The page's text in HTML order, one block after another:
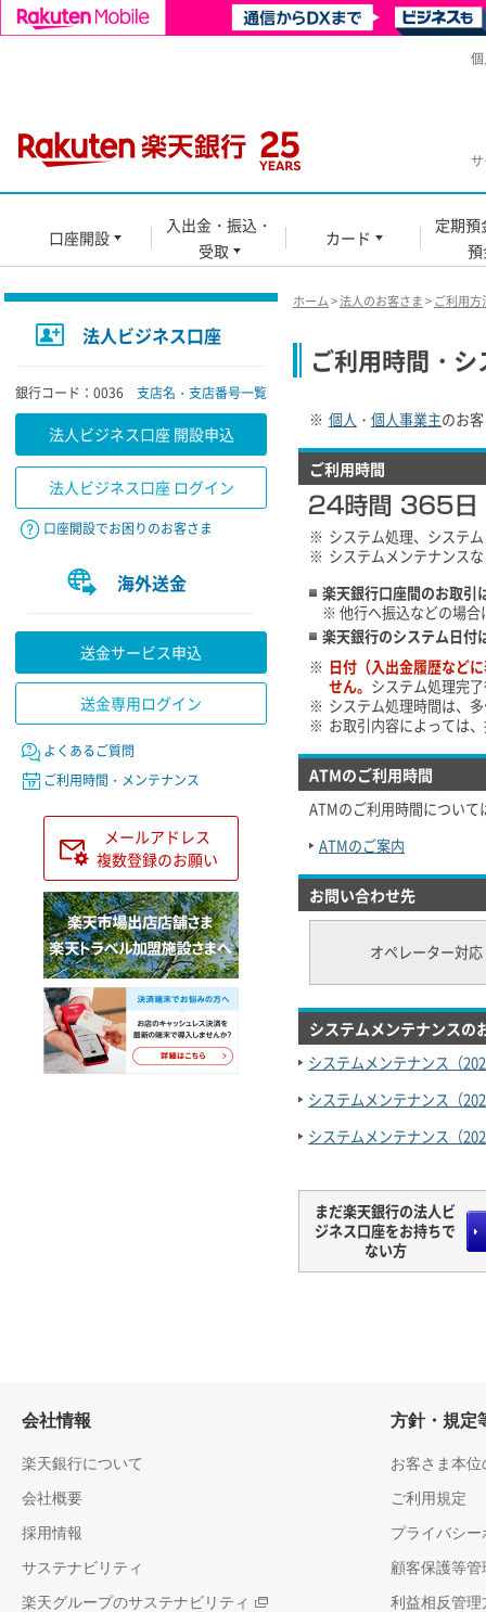
口座開設
入出金・振込・
受取
カード
定期預
ホーム>法人のお客さま>ご利用方
ご利用時間・
※ 個人 ・ 個人事業主のお
ご利用時間
※ システム処理、システ
※ システムメンテナンス
楽天銀行口座間のお取引
※ 他行へ振込などの場
楽天銀行のシステム日付
※ 日付（入出金履歴など
せん。 システム処理完
※ システム処理時間は、
※ お取引内容によっては
ATMのご利用時間
ATMのご利用時間につい
ATMのご案内
お問い合わせ先
オペレーター対応
システムメンテナンスの
システムメンテナンス（
システムメンテナンス（
システムメンテナンス（
まだ楽天銀行の法人ビ
ジネス口座をお持ちで
ない方
法人ビジネス口座
銀行コード：0036 支店名・支店番号一覧
法人ビジネス口座 開設申込
法人ビジネス口座 ログイン
口座開設でお困りのお客さま
海外送金
送金サービス申込
送金専用ログイン
よくあるご質問
ご利用時間・メンテナンス
メールアドレス
複数登録のお願い
会社情報
楽天銀行について
会社概要
採用情報
サステナビリティ
楽天グループのサステナビリティ
方針・規定
お客さま本
ご利用規定
プライバシー
顧客保護等管
利益相反管理